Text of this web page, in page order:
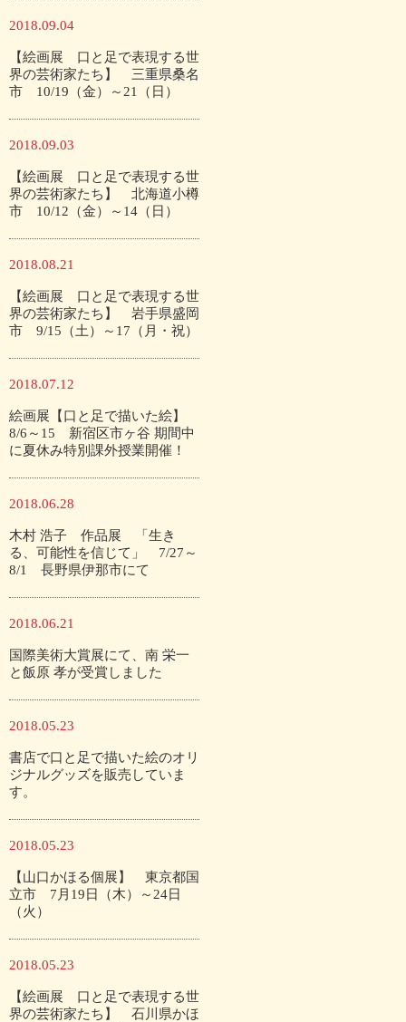
2018.09.04
【絵画展 口と足で表現する世
界の芸術家たち】 三重県桑名
市 10/19（金）～21（日）
2018.09.03
【絵画展 口と足で表現する世
界の芸術家たち】 北海道小樽
市 10/12（金）～14（日）
2018.08.21
【絵画展 口と足で表現する世
界の芸術家たち】 岩手県盛岡
市 9/15（土）～17（月・祝）
2018.07.12
絵画展【口と足で描いた絵】
8/6～15 新宿区市ヶ谷 期間中
に夏休み特別課外授業開催！
2018.06.28
木村 浩子 作品展 「生き
る、可能性を信じて」 7/27～
8/1 長野県伊那市にて
2018.06.21
国際美術大賞展にて、南 栄一
と飯原 孝が受賞しました
2018.05.23
書店で口と足で描いた絵のオリ
ジナルグッズを販売していま
す。
2018.05.23
【山口かほる個展】 東京都国
立市 7月19日（木）～24日
（火）
2018.05.23
【絵画展 口と足で表現する世
界の芸術家たち】 石川県かほ